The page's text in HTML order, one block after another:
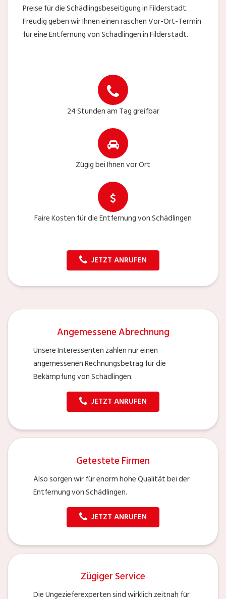
Preise für die Schädlingsbeseitigung in Filderstadt.
Freudig geben wir Ihnen einen raschen Vor-Ort-Termin
für eine Entfernung von Schädlingen in Filderstadt.
24 Stunden am Tag greifbar
Zügig bei Ihnen vor Ort
Faire Kosten für die Entfernung von Schädlingen
JETZT ANRUFEN
Angemessene Abrechnung
Unsere Interessenten zahlen nur einen
angemessenen Rechnungsbetrag für die
Bekämpfung von Schädlingen.
JETZT ANRUFEN
Getestete Firmen
Also sorgen wir für enorm hohe Qualität bei der
Entfernung von Schädlingen.
JETZT ANRUFEN
Zügiger Service
Die Ungezieferexperten sind wirklich zeitnah für